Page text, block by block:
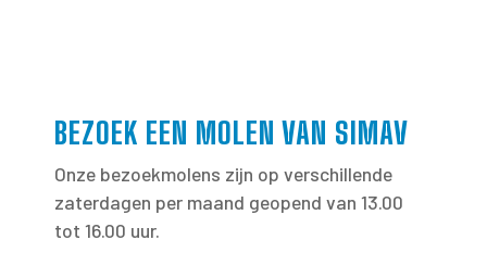
BEZOEK EEN MOLEN VAN SIMAV
Onze bezoekmolens zijn op verschillende
zaterdagen per maand geopend van 13.00
tot 16.00 uur.